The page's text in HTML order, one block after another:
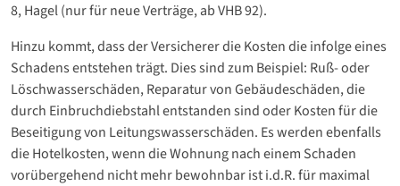
8, Hagel (nur für neue Verträge, ab VHB 92).
Hinzu kommt, dass der Versicherer die Kosten die infolge eines
Schadens entstehen trägt. Dies sind zum Beispiel: Ruß- oder
Löschwasserschäden, Reparatur von Gebäudeschäden, die
durch Einbruchdiebstahl entstanden sind oder Kosten für die
Beseitigung von Leitungswasserschäden. Es werden ebenfalls
die Hotelkosten, wenn die Wohnung nach einem Schaden
vorübergehend nicht mehr bewohnbar ist i.d.R. für maximal